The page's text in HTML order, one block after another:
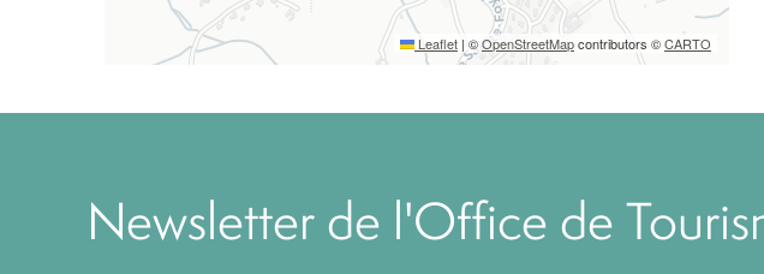
Leaflet | ©OpenStreetMapcontributors ©CARTO
Newsletter de l'Office de